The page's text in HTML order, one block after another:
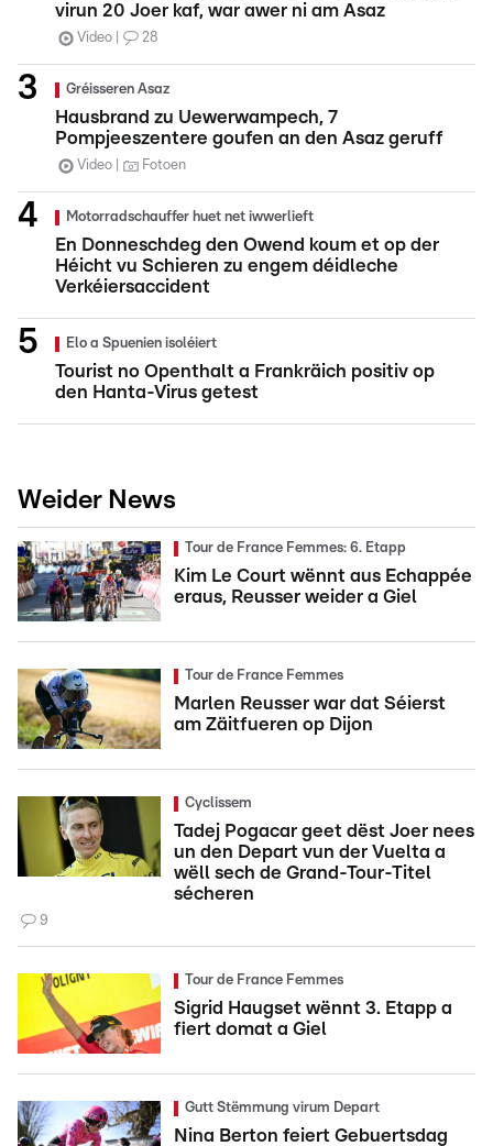
virun 20 Joer kaf, war awer ni am Asaz
Video 28
Gréisseren Asaz
Hausbrand zu Uewerwampech, 7
Pompjeeszentere goufen an den Asaz geruff
Video Fotoen
Motorradschauffer huet net iwwerlieft
En Donneschdeg den Owend koum et op der
Héicht vu Schieren zu engem déidleche
Verkéiersaccident
Elo a Spuenien isoléiert
Tourist no Openthalt a Frankräich positiv op
den Hanta-Virus getest
Weider News
Tour de France Femmes: 6. Etapp
Kim Le Court wënnt aus Echappée
eraus, Reusser weider a Giel
Tour de France Femmes
Marlen Reusser war dat Séierst
am Zäitfueren op Dijon
Cyclissem
Tadej Pogacar geet dëst Joer nees
un den Depart vun der Vuelta a
wëll sech de Grand-Tour-Titel
sécheren
9
Tour de France Femmes
Sigrid Haugset wënnt 3. Etapp a
fiert domat a Giel
Gutt Stëmmung virum Depart
Nina Berton feiert Gebuertsdag